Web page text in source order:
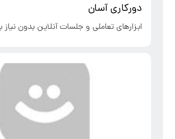
دورکاری آسان
ابزارهای تعاملی و جلسات آنلاین بدون نیاز